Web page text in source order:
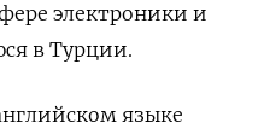
электроники и
в Турции.
языке